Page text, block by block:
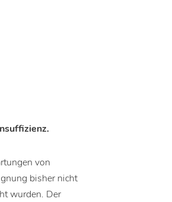
von
bisher nicht
wurden. Der